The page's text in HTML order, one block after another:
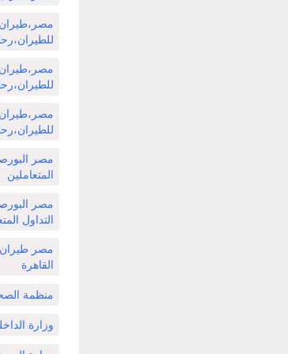
مصر
المتعاملين
مصر
التداول
مصر
القاهرة
منظمة
وزارة